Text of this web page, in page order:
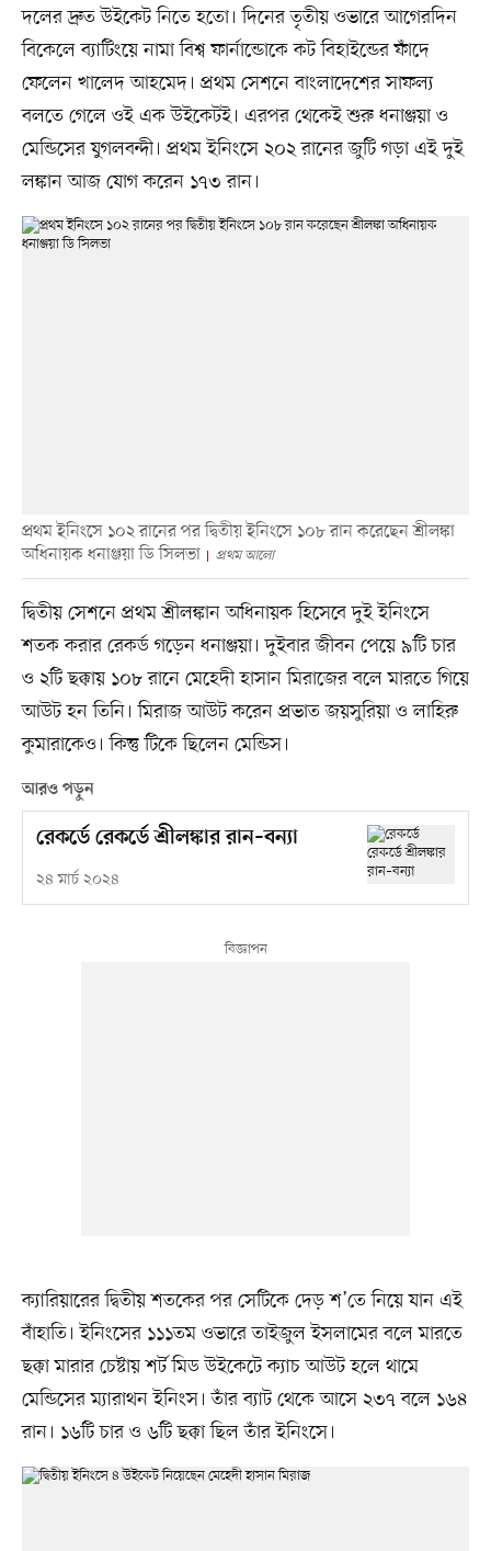
দলের দ্রুত উইকেট নিতে হতো। দিনের তৃতীয় ওভারে আগেরদিন
বিকেলে ব্যাটিংয়ে নামা বিশ্ব ফার্নান্ডোকে কট বিহাইন্ডের ফাঁদে
ফেলেন খালেদ আহমেদ। প্রথম সেশনে বাংলাদেশের সাফল্য
বলতে গেলে ওই এক উইকেটই। এরপর থেকেই শুরু ধনাঞ্জয়া ও
মেন্ডিসের যুগলবন্দী। প্রথম ইনিংসে ২০২ রানের জুটি গড়া এই দুই
লঙ্কান আজ যোগ করেন ১৭৩ রান।
প্রথম ইনিংসে ১০২ রানের পর দ্বিতীয় ইনিংসে ১০৮ রান করেছেন শ্রীলঙ্কা
অধিনায়ক ধনাঞ্জয়া ডি সিলভা
প্রথম আলো
দ্বিতীয় সেশনে প্রথম শ্রীলঙ্কান অধিনায়ক হিসেবে দুই ইনিংসে
শতক করার রেকর্ড গড়েন ধনাঞ্জয়া। দুইবার জীবন পেয়ে ৯টি চার
ও ২টি ছক্কায় ১০৮ রানে মেহেদী হাসান মিরাজের বলে মারতে গিয়ে
আউট হন তিনি। মিরাজ আউট করেন প্রভাত জয়সুরিয়া ও লাহিরু
কুমারাকেও। কিন্তু টিকে ছিলেন মেন্ডিস।
আরও পড়ুন
রেকর্ডে রেকর্ডে শ্রীলঙ্কার রান–বন্যা
২৪ মার্চ ২০২৪
ক্যারিয়ারের দ্বিতীয় শতকের পর সেটিকে দেড় শ’তে নিয়ে যান এই
বাঁহাতি। ইনিংসের ১১১তম ওভারে তাইজুল ইসলামের বলে মারতে
ছক্কা মারার চেষ্টায় শর্ট মিড উইকেটে ক্যাচ আউট হলে থামে
মেন্ডিসের ম্যারাথন ইনিংস। তাঁর ব্যাট থেকে আসে ২৩৭ বলে ১৬৪
রান। ১৬টি চার ও ৬টি ছক্কা ছিল তাঁর ইনিংসে।